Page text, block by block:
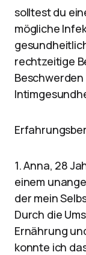
solltest du
mögliche
rechtzeitige
1. Anna, 28
einem
der mein
Durch die
Ernährung
konnte ich